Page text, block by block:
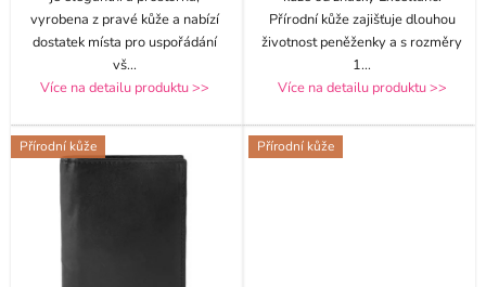
vyrobena z pravé kůže a nabízí
dostatek místa pro uspořádání
vš...
Více na detailu produktu >>
Přírodní kůže zajišťuje dlouhou
životnost peněženky a s rozměry
1...
Více na detailu produktu >>
Přírodní kůže Přírodní kůže